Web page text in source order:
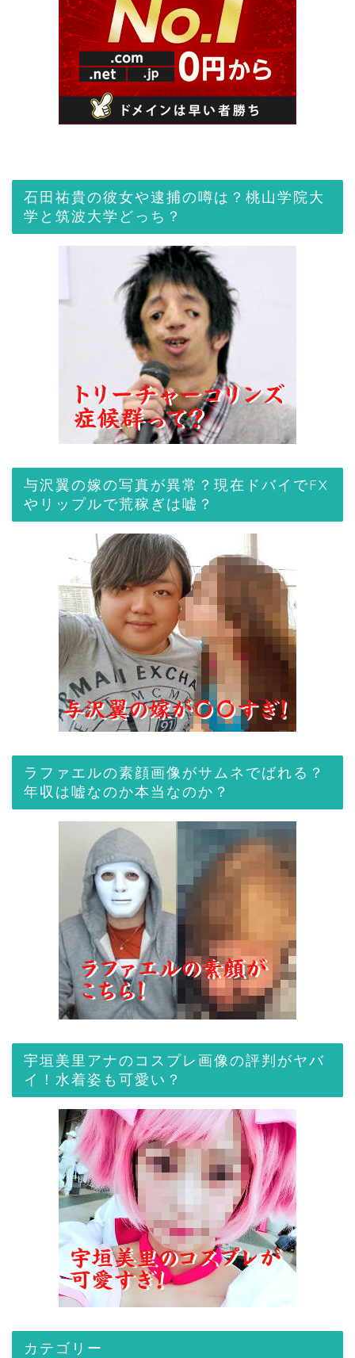
石田祐貴の彼女や逮捕の噂は？桃山学院大
学と筑波大学どっち？
与沢翼の嫁の写真が異常？現在ドバイでFX
やリップルで荒稼ぎは嘘？
ラファエルの素顔画像がサムネでばれる？
年収は嘘なのか本当なのか？
宇垣美里アナのコスプレ画像の評判がヤバ
イ！水着姿も可愛い？
カテゴリー